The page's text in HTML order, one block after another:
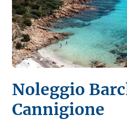
Noleggio
Cannigione